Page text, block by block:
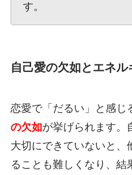
す。
自己愛の欠如とエネル
恋愛で「だるい」と感じ
の欠如が挙げられます。
大切にできていないと、
ることも難しくなり、結